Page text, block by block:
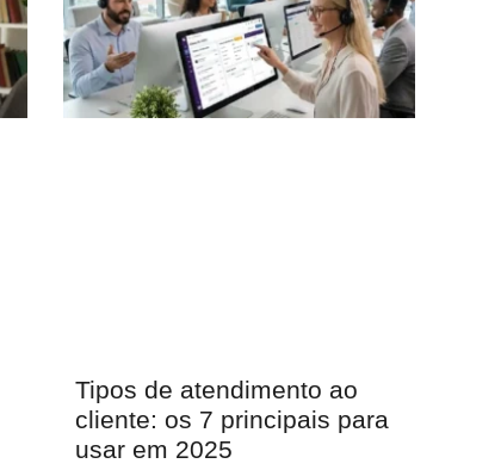
Tipos de atendimento ao
cliente: os 7 principais para
usar em 2025